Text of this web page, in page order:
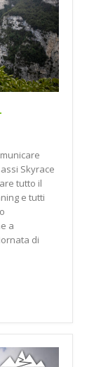
Skyrace
tutto il
e tutti
a
di